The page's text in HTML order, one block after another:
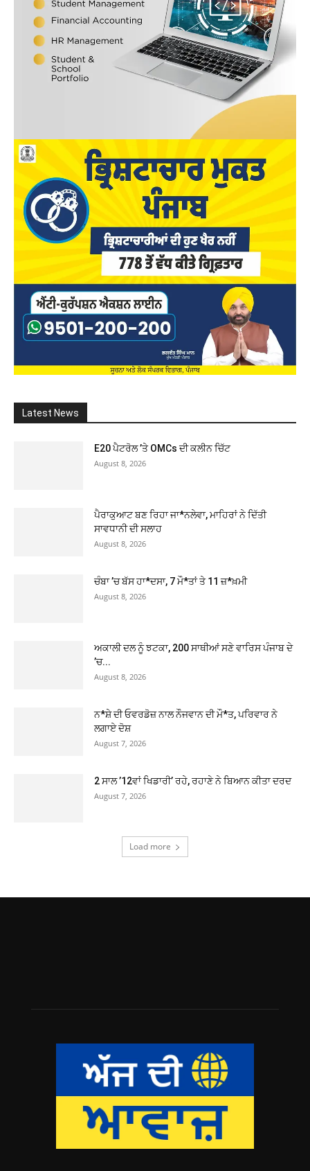
Latest News
E20 ਪੈਟਰੋਲ ’ਤੇ OMCs ਦੀ ਕਲੀਨ ਚਿੱਟ
August 8, 2026
ਪੈਰਾਕੁਆਟ ਬਣ ਰਿਹਾ ਜਾ*ਨਲੇਵਾ, ਮਾਹਿਰਾਂ ਨੇ ਦਿੱਤੀ
ਸਾਵਧਾਨੀ ਦੀ ਸਲਾਹ
August 8, 2026
ਚੰਬਾ ’ਚ ਬੱਸ ਹਾ*ਦਸਾ, 7 ਮੌ*ਤਾਂ ਤੇ 11 ਜ਼*ਖ਼ਮੀ
August 8, 2026
ਅਕਾਲੀ ਦਲ ਨੂੰ ਝਟਕਾ, 200 ਸਾਥੀਆਂ ਸਣੇ ਵਾਰਿਸ ਪੰਜਾਬ ਦੇ
’ਚ...
August 8, 2026
ਨ*ਸ਼ੇ ਦੀ ਓਵਰਡੋਜ਼ ਨਾਲ ਨੌਜਵਾਨ ਦੀ ਮੌ*ਤ, ਪਰਿਵਾਰ ਨੇ
ਲਗਾਏ ਦੋਸ਼
August 7, 2026
2 ਸਾਲ ’12ਵਾਂ ਖਿਡਾਰੀ’ ਰਹੇ, ਰਹਾਣੇ ਨੇ ਬਿਆਨ ਕੀਤਾ ਦਰਦ
August 7, 2026
Load more